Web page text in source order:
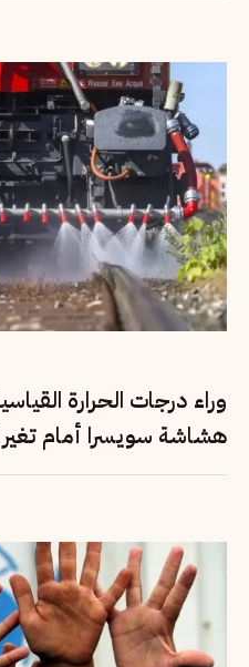
هشاشة سويسرا أمام تغير